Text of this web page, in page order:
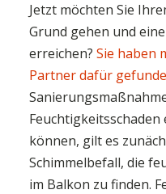
Jetzt möchten Sie
Grund gehen und
erreichen? Sie haben
Partner dafür
können, gilt es
Schimmelbefall, die
im Balkon zu finden.